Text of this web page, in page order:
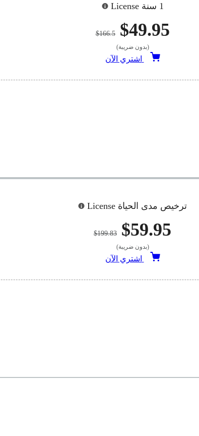
1 سنة License
$49.95
$166.5
(بدون ضريبة)
اشتري الآن
ترخيص مدى الحياة License
$59.95
$199.83
(بدون ضريبة)
اشتري الآن